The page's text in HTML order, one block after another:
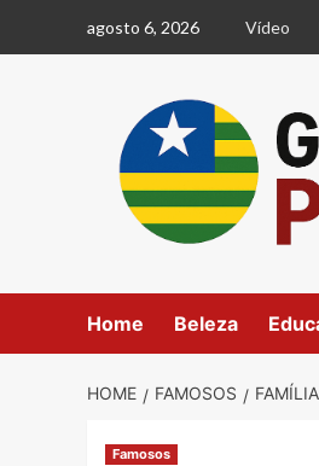
agosto 6, 2026 Vídeo
Home Beleza
HOME FAMOSOS
Famosos